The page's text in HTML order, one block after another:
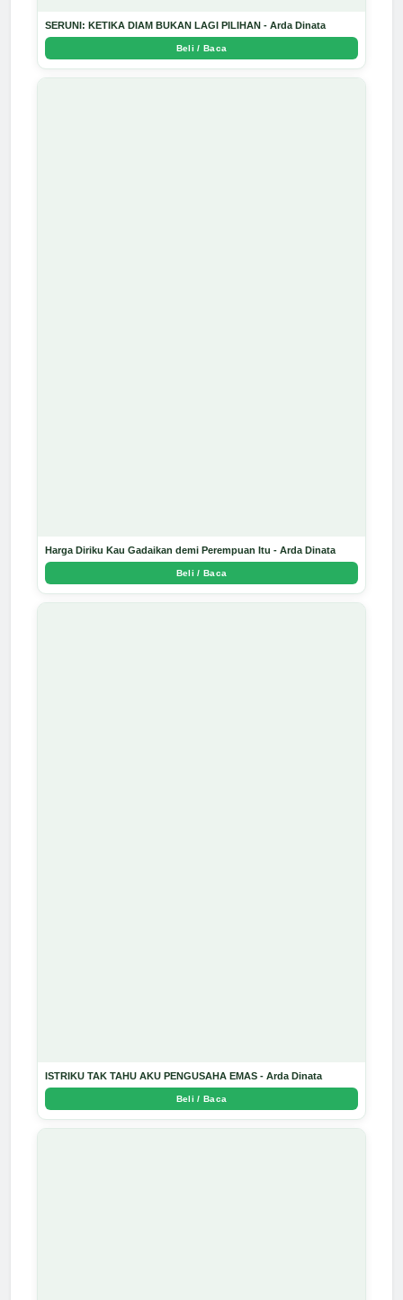
SERUNI: KETIKA DIAM BUKAN LAGI PILIHAN - Arda Dinata
Beli / Baca
Harga Diriku Kau Gadaikan demi Perempuan Itu - Arda Dinata
Beli / Baca
ISTRIKU TAK TAHU AKU PENGUSAHA EMAS - Arda Dinata
Beli / Baca